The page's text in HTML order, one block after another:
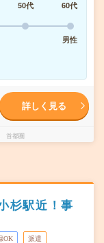
50代
60代
男性
詳しく見る
首都圏
杉駅近！事
OK 派遣